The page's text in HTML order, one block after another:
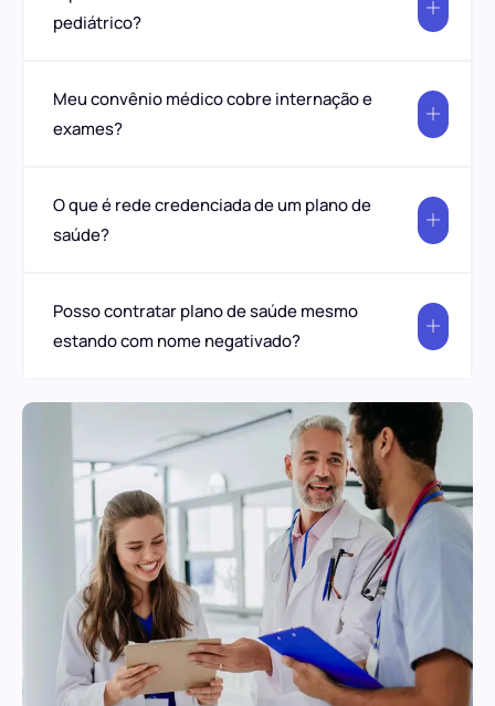
pediátrico?
Meu convênio médico cobre internação e
exames?
O que é rede credenciada de um plano de
saúde?
Posso contratar plano de saúde mesmo
estando com nome negativado?